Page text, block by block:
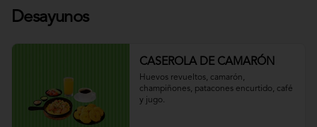
Desayunos
CASEROLA DE CAMARÓN
Huevos revueltos, camarón,
champiñones, patacones encurtido, café
y jugo.